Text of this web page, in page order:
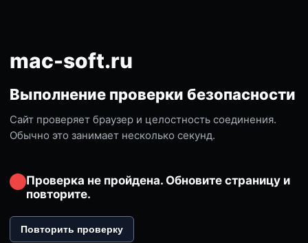
mac-soft.ru
Выполнение проверки безопасности
Сайт проверяет браузер и целостность соединения.
Обычно это занимает несколько секунд.
Проверка не пройдена. Обновите страницу и
повторите.
Повторить проверку